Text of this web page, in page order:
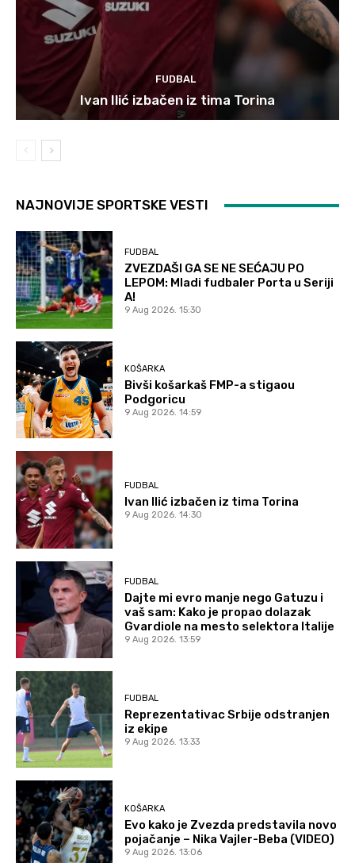
FUDBAL
Ivan Ilić izbačen iz tima Torina
NAJNOVIJE SPORTSKE VESTI
FUDBAL
ZVEZDAŠI GA SE NE SEĆAJU PO
LEPOM: Mladi fudbaler Porta u Seriji
A!
9 Aug 2026. 15:30
KOŠARKA
Bivši košarkaš FMP-a stigaou
Podgoricu
9 Aug 2026. 14:59
FUDBAL
Ivan Ilić izbačen iz tima Torina
9 Aug 2026. 14:30
FUDBAL
Dajte mi evro manje nego Gatuzu i
vaš sam: Kako je propao dolazak
Gvardiole na mesto selektora Italije
9 Aug 2026. 13:59
FUDBAL
Reprezentativac Srbije odstranjen
iz ekipe
9 Aug 2026. 13:33
KOŠARKA
Evo kako je Zvezda predstavila novo
pojačanje – Nika Vajler-Beba (VIDEO)
9 Aug 2026. 13:06